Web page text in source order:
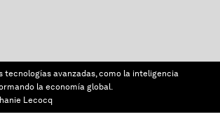
tecnologías avanzadas, como la inteligencia
la economía global.
Lecocq